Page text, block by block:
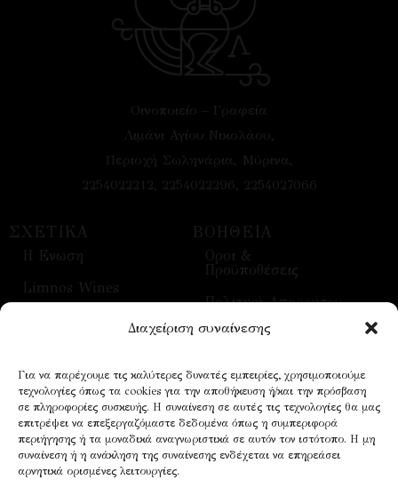
Διαχείριση συναίνεσης
Για να παρέχουμε τις καλύτερες δυνατές εμπειρίες, χρησιμοποιούμε
τεχνολογίες όπως τα cookies για την αποθήκευση ή/και την πρόσβαση
σε πληροφορίες συσκευής. Η συναίνεση σε αυτές τις τεχνολογίες θα μας
επιτρέψει να επεξεργαζόμαστε δεδομένα όπως η συμπεριφορά
περιήγησης ή τα μοναδικά αναγνωριστικά σε αυτόν τον ιστότοπο. Η μη
συναίνεση ή η ανάκληση της συναίνεσης ενδέχεται να επηρεάσει
αρνητικά ορισμένες λειτουργίες.
Οινοποιείο – Γραφεία
Λιμάνι Αγίου Νικολάου,
Περιοχή Σωληνάρια, Μύρινα,
2254022212, 2254022296, 2254027066
ΣΧΕΤΙΚΑ
H Ενωση
Limnos Wines
Οίνοι
ΒΟΗΘΕΙΑ
Οροι &
Προϋποθέσεις
Πολιτική Απορρήτου
Τρόποι Αποστολής
Επικοινωνία
NEWSLETTER